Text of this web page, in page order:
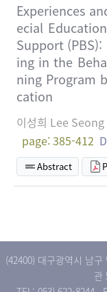
Experiences
ecial
Support
ing in the
ning Program
cation
이성희 Lee
page: 385-412
Abstract
(42400) 대구광역시 남
관